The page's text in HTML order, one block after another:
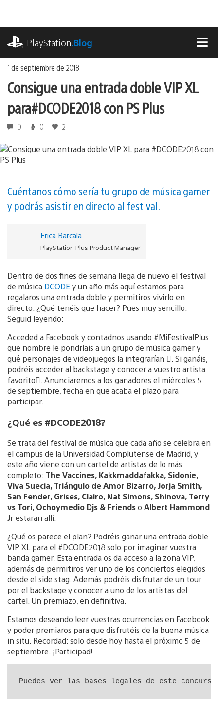
contenido
PlayStation.Blog
1 de septiembre de 2018
Consigue una entrada doble VIP XL
para #DCODE2018 con PS Plus
0 0 2
Cuéntanos cómo sería tu grupo de música gamer
y podrás asistir en directo al festival.
Erica Barcala
PlayStation Plus Product Manager
Dentro de dos fines de semana llega de nuevo el festival
de música DCODE y un año más aquí estamos para
regalaros una entrada doble y permitiros vivirlo en
directo. ¿Qué tenéis que hacer? Pues muy sencillo.
Seguid leyendo:
Acceded a Facebook y contadnos usando #MiFestivalPlus
qué nombre le pondríais a un grupo de música gamer y
qué personajes de videojuegos la integrarían 𞨀. Si ganáis,
podréis acceder al backstage y conocer a vuestro artista
favorito𞨀. Anunciaremos a los ganadores el miércoles 5
de septiembre, fecha en que acaba el plazo para
participar.
¿Qué es #DCODE2018?
Se trata del festival de música que cada año se celebra en
el campus de la Universidad Complutense de Madrid, y
este año viene con un cartel de artistas de lo más
completo: The Vaccines, Kakkmaddafakka, Sidonie,
Viva Suecia, Triángulo de Amor Bizarro, Jorja Smith,
San Fender, Grises, Clairo, Nat Simons, Shinova, Terry
vs Tori, Ochoymedio Djs & Friendso Albert Hammond
Jr estarán allí.
¿Qué os parece el plan? Podréis ganar una entrada doble
VIP XL para el #DCODE2018 solo por imaginar vuestra
banda gamer. Esta entrada os da acceso a la zona VIP,
además de permitiros ver uno de los conciertos elegidos
desde el side stag. Además podréis disfrutar de un tour
por el backstage y conocer a uno de los artistas del
cartel. Un premiazo, en definitiva.
Estamos deseando leer vuestras ocurrencias en Facebook
y poder premiaros para que disfrutéis de la buena música
in situ. Recordad: solo desde hoy hasta el próximo 5 de
septiembre. ¡Participad!
Puedes ver las bases legales de este